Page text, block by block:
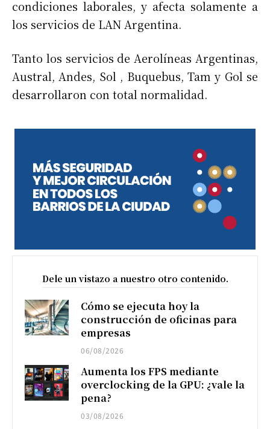
condiciones laborales, y afecta solamente a
los servicios de LAN Argentina.
Tanto los servicios de Aerolíneas Argentinas,
Austral, Andes, Sol , Buquebus, Tam y Gol se
desarrollaron con total normalidad.
Dele un vistazo a nuestro otro contenido.
Cómo se ejecuta hoy la
construcción de oficinas para
empresas
06/08/2026
Aumenta los FPS mediante
overclocking de la GPU: ¿vale la
pena?
03/08/2026